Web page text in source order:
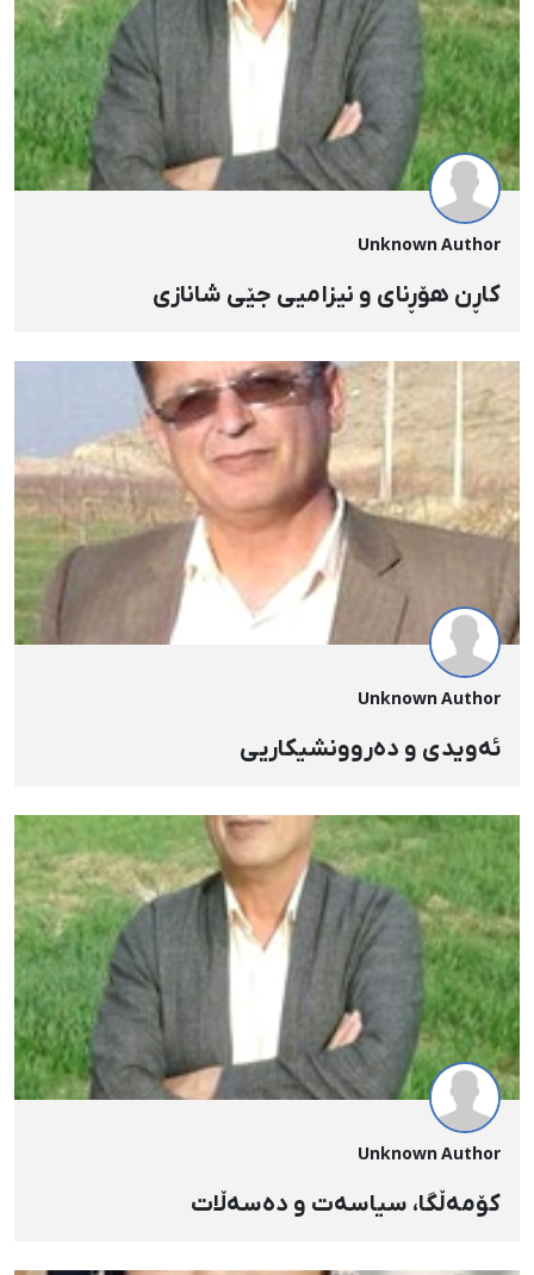
Unknown Author
کاڕن هۆڕنای و نیزامیی جێی شانازی
Unknown Author
ئەویدی و دەروونشیکاریی
Unknown Author
کۆمەڵگا، سیاسەت و دەسەڵات